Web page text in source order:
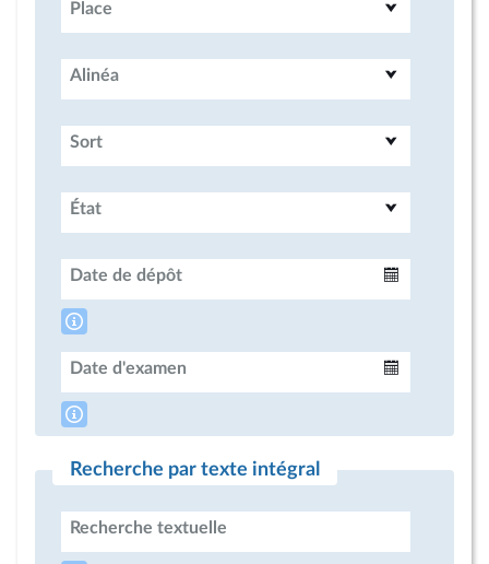
Place
Alinéa
Sort
État
Date de dépôt
Date d'examen
Recherche par texte intégral
Recherche textuelle